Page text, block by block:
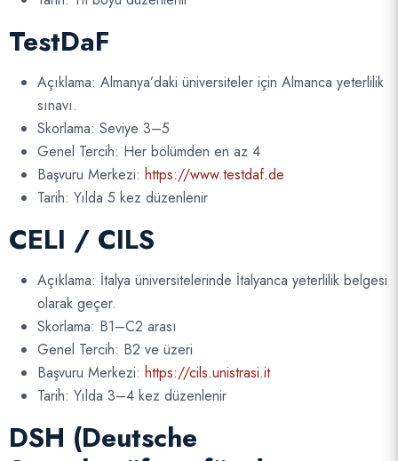
TestDaF
Açıklama: Almanya’daki üniversiteler için Almanca yeterlilik
sınavı.
Skorlama: Seviye 3–5
Genel Tercih: Her bölümden en az 4
Başvuru Merkezi: https://www.testdaf.de
Tarih: Yılda 5 kez düzenlenir
CELI / CILS
Açıklama: İtalya üniversitelerinde İtalyanca yeterlilik belgesi
olarak geçer.
Skorlama: B1–C2 arası
Genel Tercih: B2 ve üzeri
Başvuru Merkezi: https://cils.unistrasi.it
Tarih: Yılda 3–4 kez düzenlenir
DSH (Deutsche